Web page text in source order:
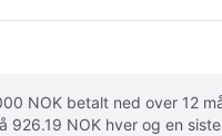
NOK betalt ned over 12
926.19 NOK hver og en